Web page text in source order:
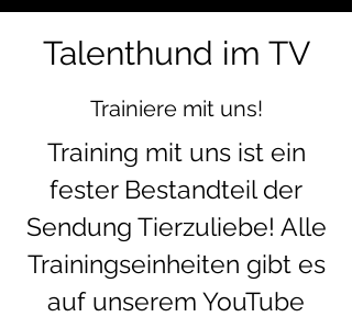
Talenthund im TV
Trainiere mit uns!
Training mit uns ist ein
fester Bestandteil der
Sendung Tierzuliebe! Alle
Trainingseinheiten gibt es
auf unserem YouTube